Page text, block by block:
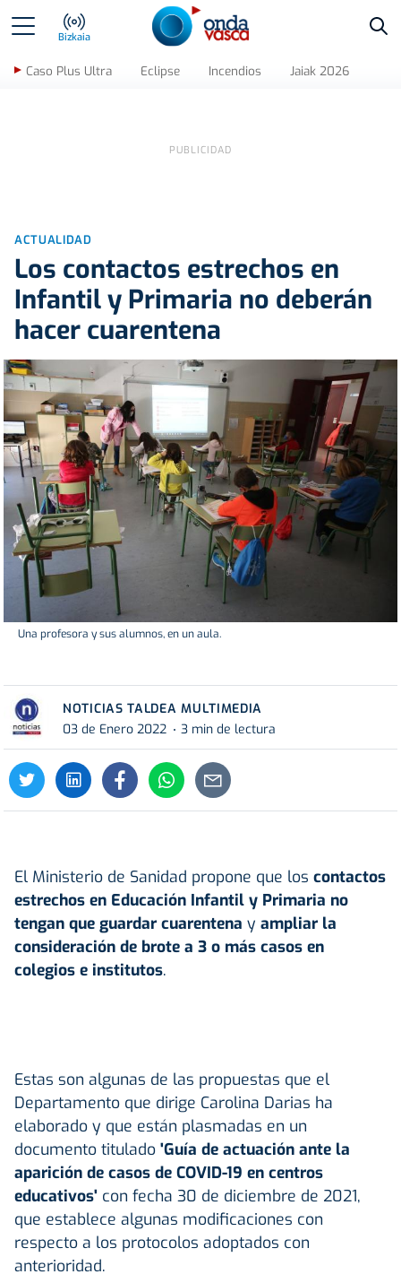
Bizkaia
Caso Plus Ultra Eclipse Incendios Jaiak 2026
ACTUALIDAD
Los contactos estrechos en
Infantil y Primaria no deberán
hacer cuarentena
Una profesora y sus alumnos, en un aula.
NOTICIAS TALDEA MULTIMEDIA
03 de Enero 2022
3 min de lectura
El Ministerio de Sanidad propone que los contactos
estrechos en Educación Infantil y Primaria no
tengan que guardar cuarentena y ampliar la
consideración de brote a 3 o más casos en
colegios e institutos.
Estas son algunas de las propuestas que el
Departamento que dirige Carolina Darias ha
elaborado y que están plasmadas en un
documento titulado 'Guía de actuación ante la
aparición de casos de COVID-19 en centros
educativos' con fecha 30 de diciembre de 2021,
que establece algunas modificaciones con
respecto a los protocolos adoptados con
anterioridad.